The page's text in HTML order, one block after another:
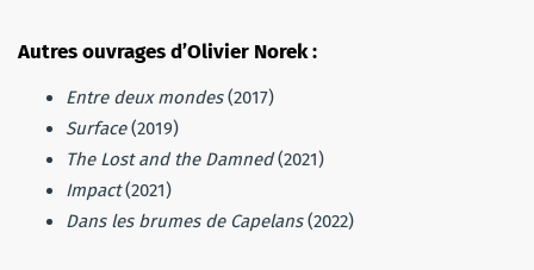
Autres ouvrages d’Olivier Norek :
Entre deux mondes(2017)
Surface(2019)
The Lost and the Damned(2021)
Impact(2021)
Dans les brumes de Capelans(2022)